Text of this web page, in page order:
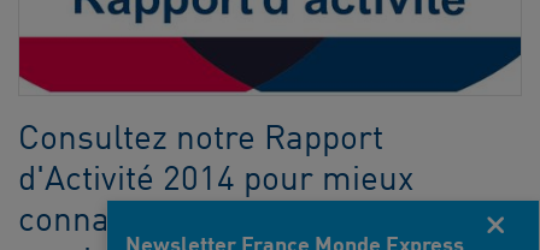
Consultez notre Rapport
d'Activité 2014 pour mieux
connaître les activités et les